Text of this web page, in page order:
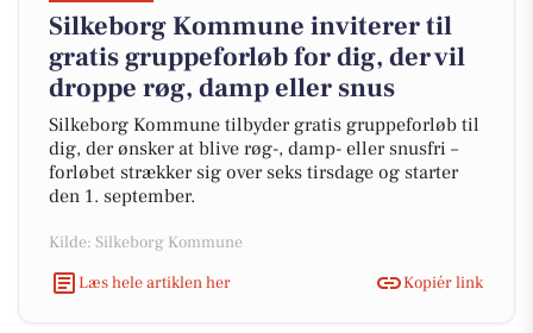
Silkeborg Kommune inviterer til
gratis gruppeforløb for dig, der vil
droppe røg, damp eller snus
Silkeborg Kommune tilbyder gratis gruppeforløb til
dig, der ønsker at blive røg-, damp- eller snusfri –
forløbet strækker sig over seks tirsdage og starter
den 1. september.
Kilde: Silkeborg Kommune
Læs hele artiklen her
Kopiér link